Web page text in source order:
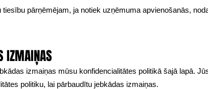
pārņēmējam, ja notiek uzņēmuma apvienošanās,
IZMAIŅAS
izmaiņas mūsu konfidencialitātes politikā šajā lapā.
politiku, lai pārbaudītu jebkādas izmaiņas.